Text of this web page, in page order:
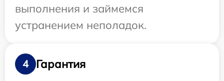
выполнения и займемся
устранением неполадок.
4
Гарантия